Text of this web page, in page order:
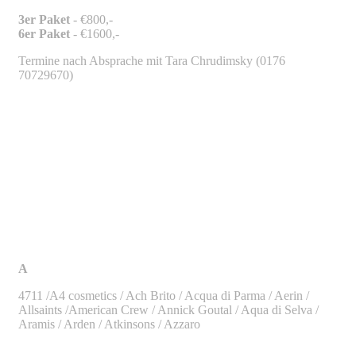
3er Paket - €800,-
6er Paket - €1600,-
Termine nach Absprache mit Tara Chrudimsky (0176
70729670)
A
4711 /A4 cosmetics / Ach Brito / Acqua di Parma / Aerin /
Allsaints /American Crew / Annick Goutal / Aqua di Selva /
Aramis / Arden / Atkinsons / Azzaro